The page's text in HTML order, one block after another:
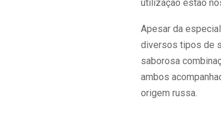
utilização estão
Apesar da
diversos tipos de
saborosa
ambos
origem russa.